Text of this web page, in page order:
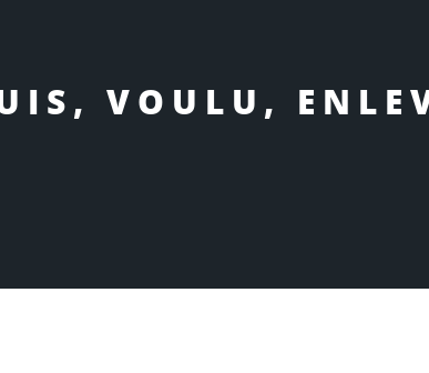
VOULU,